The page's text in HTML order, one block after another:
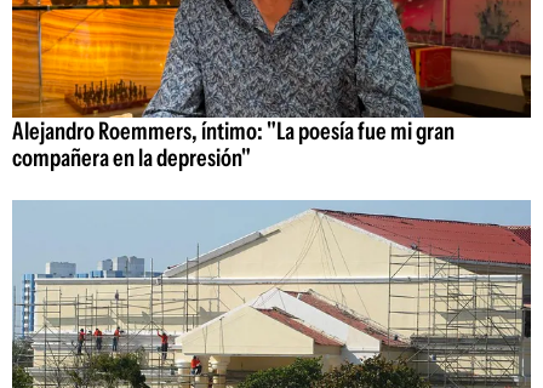
Alejandro Roemmers, íntimo: "La poesía fue mi gran
compañera en la depresión"